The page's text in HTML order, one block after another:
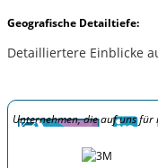
Geografische Detailtiefe:
Detailliertere Einblicke
Unternehmen, die auf uns